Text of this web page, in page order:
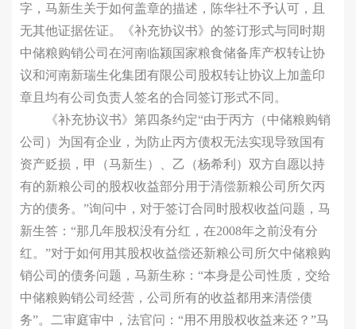
字，马新生关于如何盖章的描述，陈华社不予认可，且
无其他证据佐证。《补充协议书》的签订形式与同时期
中储粮购销公司在河南临颍国家粮食储备库产权转让协
议和河南新瑞生化集团有限公司股权转让协议上加盖印
章且均有公司负责人签名的合同签订形式不同。
《补充协议书》第四条约定“由于丙方（中储粮购销
公司）为国有企业，为防止丙方债权无法实现导致国有
资产贬损，甲（马新生）、乙（杨希利）双方自愿以持
有的新粮公司的股权收益部分用于清偿新粮公司所欠丙
方的债务。”询问中，对于签订合同时股权收益问题，马
新生答：“那几年股权没有分红，在2008年之前没有分
红。”对于如何用其股权收益偿还新粮公司所欠中储粮购
销公司的债务问题，马新生称：“本身是公司性质，交给
中储粮购销公司经营，公司所有的收益都用来清偿债
务”。二审庭审中，法官问：“用不用股权收益来还？”马